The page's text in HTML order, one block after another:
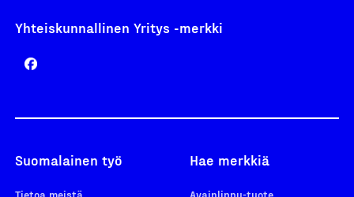
Yhteiskunnallinen Yritys -merkki
Suomalainen työ
Tietoa meistä
Hae merkkiä
Avainlippu-tuote